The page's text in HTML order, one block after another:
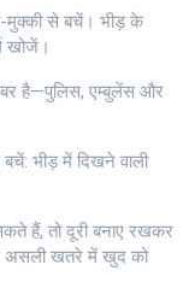
मुक्की से बचें। भीड़ के
खोजें।
है—पुलिस, एम्बुलेंस और
भीड़ में दिखने वाली
हैं, तो दूरी बनाए रखकर
असली खतरे में खुद को